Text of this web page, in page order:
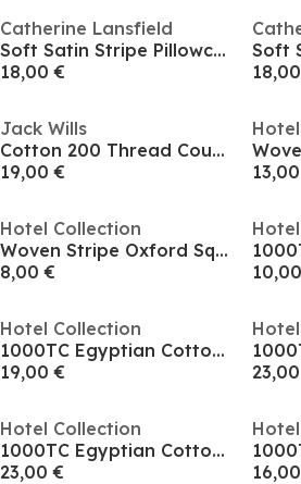
Catherine Lansfield
Soft Satin Stripe Pillowcases
18,00 €
Jack Wills
Cotton 200 Thread Count Pillowcase Pair
19,00 €
Hotel Collection
Woven Stripe Oxford Square Pillowcase Pair
8,00 €
Hotel Collection
1000TC Egyptian Cotton Square Pillowcase
19,00 €
Hotel Collection
1000TC Egyptian Cotton Oxford Pillowcase
23,00 €